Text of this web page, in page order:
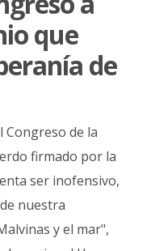
que
de
Congreso de la
firmado por la
ser inofensivo,
nuestra
y el mar",